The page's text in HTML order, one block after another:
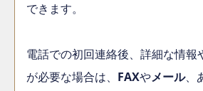
できます。
電話での初回連絡後、詳細な情報
が必要な場合は、 FAXやメール、